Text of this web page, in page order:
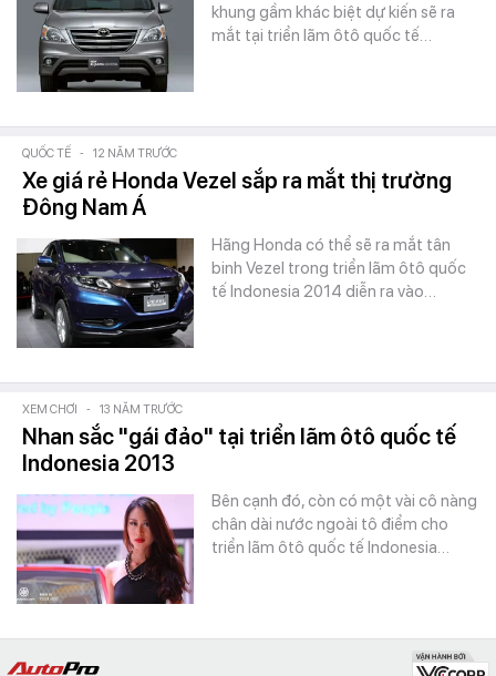
khung gầm khác biệt dự kiến sẽ ra
mắt tại triển lãm ôtô quốc tế…
QUỐC TẾ - 12 NĂM TRƯỚC
Xe giá rẻ Honda Vezel sắp ra mắt thị trường
Đông Nam Á
Hãng Honda có thể sẽ ra mắt tân
binh Vezel trong triển lãm ôtô quốc
tế Indonesia 2014 diễn ra vào…
XEM CHƠI - 13 NĂM TRƯỚC
Nhan sắc "gái đảo" tại triển lãm ôtô quốc tế
Indonesia 2013
Bên cạnh đó, còn có một vài cô nàng
chân dài nước ngoài tô điểm cho
triển lãm ôtô quốc tế Indonesia…